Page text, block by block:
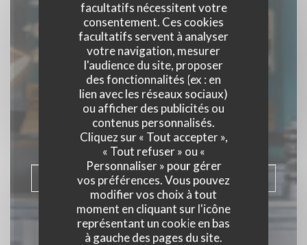
facultatifs nécessitent votre
consentement. Ces cookies
facultatifs servent à analyser
votre navigation, mesurer
l'audience du site, proposer
des fonctionnalités (ex : en
lien avec les réseaux sociaux)
ou afficher des publicités ou
contenus personnalisés.
Cliquez sur « Tout accepter »,
« Tout refuser » ou «
Personnaliser » pour gérer
vos préférences. Vous pouvez
modifier vos choix à tout
moment en cliquant sur l'icône
représentant un cookie en bas
à gauche des pages du site.
Le Comptoir des
Bistronomes
BISTRONOMIQUE|LILLE
RÉSERVER